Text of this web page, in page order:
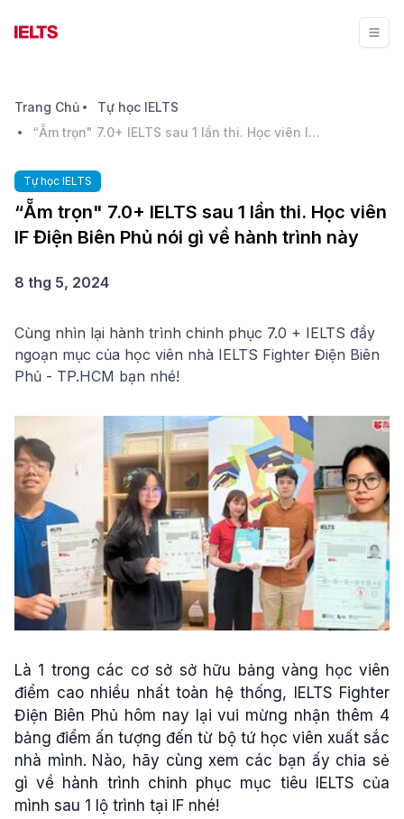
Trang Chủ
Tự học IELTS
“Ẵm trọn" 7.0+ IELTS sau 1 lần thi. Học viên IF Điện Biên Phủ nói gì về hành trình này
Tự học IELTS
“Ẵm trọn" 7.0+ IELTS sau 1 lần thi. Học viên
IF Điện Biên Phủ nói gì về hành trình này
8 thg 5, 2024
Cùng nhìn lại hành trình chinh phục 7.0 + IELTS đầy
ngoạn mục của học viên nhà IELTS Fighter Điện Biên
Phủ - TP.HCM bạn nhé!
Là 1 trong các cơ sở sở hữu bảng vàng học viên
điểm cao nhiều nhất toàn hệ thống, IELTS Fighter
Điện Biên Phủ hôm nay lại vui mừng nhận thêm 4
bảng điểm ấn tượng đến từ bộ tứ học viên xuất sắc
nhà mình. Nào, hãy cùng xem các bạn ấy chia sẻ
gì về hành trình chinh phục mục tiêu IELTS của
mình sau 1 lộ trình tại IF nhé!